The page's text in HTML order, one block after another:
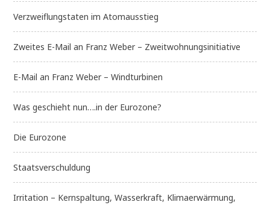
Verzweiflungstaten im Atomausstieg
Zweites E-Mail an Franz Weber – Zweitwohnungsinitiative
E-Mail an Franz Weber – Windturbinen
Was geschieht nun….in der Eurozone?
Die Eurozone
Staatsverschuldung
Irritation – Kernspaltung, Wasserkraft, Klimaerwärmung,